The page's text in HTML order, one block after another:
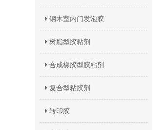
钢木室内门发泡胶
树脂型胶粘剂
合成橡胶型胶粘剂
复合型粘胶剂
转印胶